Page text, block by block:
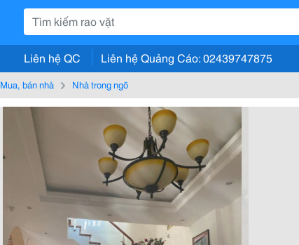
Liên hệ QC Liên hệ Quảng Cáo: 02439747875
Mua, bán nhà Nhà trong ngõ